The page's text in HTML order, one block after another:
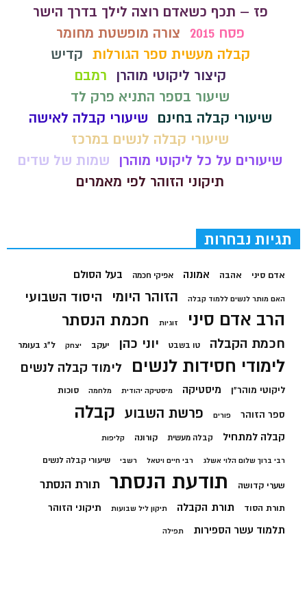
פז – תכף כשאדם רוצה לילך בדרך הישר
פסח 2015
צורה מופשטת מחומר
קבלה מעשית ספר הגורלות קדיש
קיצור ליקוטי מוהרן
רמבם
שיעור בספר התניא פרק לד
שיעורי קבלה בחינם
שיעורי קבלה לאישה
שיעורי קבלה לנשים במרכז
שיעורים על כל ליקוטי מוהרן
שמות של שדים
תיקוני הזוהר לפי מאמרים
תגיות נבחרות
אדם סיני אהבה אמונה אפיקי חכמה בעל הסולם
האם מותר לנשים ללמוד קבלה הזוהר היומי היסוד השבועי
הרב אדם סיני זוגיות חכמת הנסתר
חכמת הקבלה טו בשבט יוני כהן יעקב יצחק ל"ג בעומר
לימודי חסידות לנשים לימוד קבלה לנשים
ליקוטי מוהר"ן מיסטיקה מיסטיקה יהודית מלחמה סוכות
ספר הזוהר פורים פרשת השבוע קבלה
קבלה למתחיל קבלה מעשית קורונה קליפות
רבי ברוך שלום הלוי אשלג רבי חיים ויטאל רשבי שיעורי קבלה לנשים
שערי קדושה תודעת הנסתר תורת הנסתר
תורת הסוד תורת הקבלה תיקון ליל שבועות תיקוני הזוהר
תלמוד עשר הספירות תפילה